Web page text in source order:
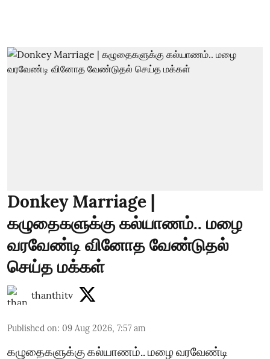
Donkey Marriage |
கழுதைகளுக்கு கல்யாணம்.. மழை
வரவேண்டி வினோத வேண்டுதல்
செய்த மக்கள்
thanthitv
Published on: 09 Aug 2026, 7:57 am
கழுதைகளுக்கு கல்யாணம்.. மழை வரவேண்டி